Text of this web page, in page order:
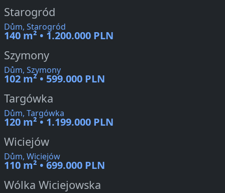
Starogród
Dům, Starogród
140 m² • 1.200.000 PLN
Szymony
Dům, Szymony
102 m² • 599.000 PLN
Targówka
Dům, Targówka
120 m² • 1.199.000 PLN
Wiciejów
Dům, Wiciejów
110 m² • 699.000 PLN
Wólka Wiciejowska